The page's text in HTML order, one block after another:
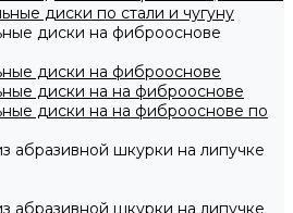
диски по стали и чугуну
диски на фиброоснове
диски на фиброоснове
диски на на фиброоснове
диски на на фиброоснове по
абразивной шкурки на липучке
абразивной шкурки на липучке